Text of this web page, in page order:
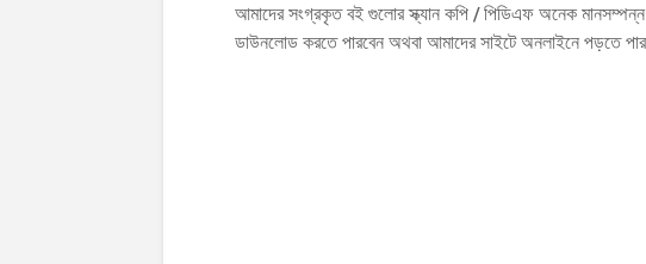
আমাদের সংগ্রকৃত বই গুলোর স্ক্যান কপি / পিডিএফ অনেক
ডাউনলোড করতে পারবেন অথবা আমাদের সাইটে অনলাইনে পড়তে